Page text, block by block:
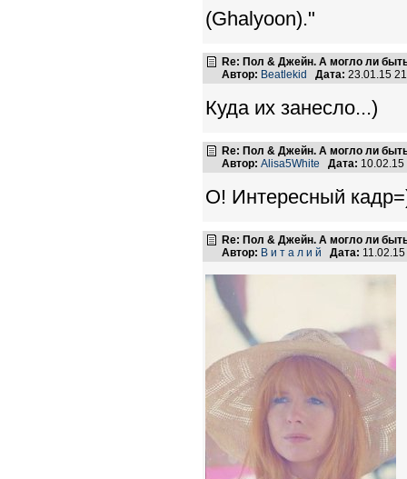
(Ghalyoon)."
Re: Пол & Джейн. А могло ли
Автор: Beatlekid Дата: 23.01.15
Куда их занесло...)
Re: Пол & Джейн. А могло ли
Автор: Alisa5White Дата:
О! Интересный
Re: Пол & Джейн. А могло ли
Автор: В и т а л и й Дата: